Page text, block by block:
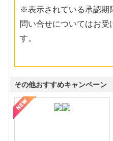
※表示されている承認期
問い合せについてはお受
す。
その他おすすめキャンペーン